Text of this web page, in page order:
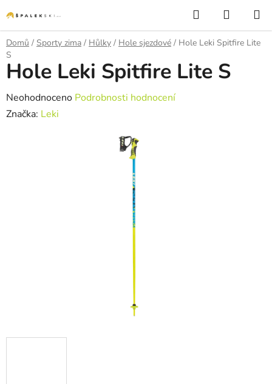
Hledat
Domů / Sporty zima / Hůlky / Hole sjezdové / Hole Leki Spitfire Lite
S
Hole Leki Spitfire Lite S
Průměrné hodnocení produktu je 0,0 z 5 hvězdiček.
Neohodnoceno Podrobnosti hodnocení
Značka: Leki